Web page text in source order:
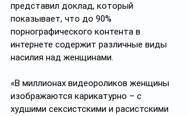
представил доклад, который
показывает, что до 90%
порнографического контента в
интернете содержит различные виды
насилия над женщинами.
«В миллионах видеороликов женщины
изображаются карикатурно – с
худшими сексистскими и расистскими